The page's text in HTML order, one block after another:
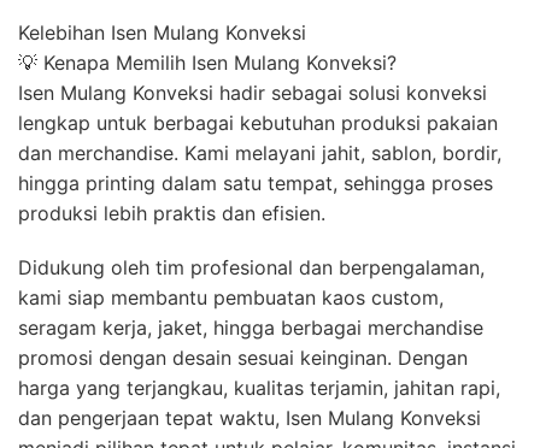
Kelebihan Isen Mulang Konveksi
💡 Kenapa Memilih Isen Mulang Konveksi?
Isen Mulang Konveksi hadir sebagai solusi konveksi
lengkap untuk berbagai kebutuhan produksi pakaian
dan merchandise. Kami melayani jahit, sablon, bordir,
hingga printing dalam satu tempat, sehingga proses
produksi lebih praktis dan efisien.
Didukung oleh tim profesional dan berpengalaman,
kami siap membantu pembuatan kaos custom,
seragam kerja, jaket, hingga berbagai merchandise
promosi dengan desain sesuai keinginan. Dengan
harga yang terjangkau, kualitas terjamin, jahitan rapi,
dan pengerjaan tepat waktu, Isen Mulang Konveksi